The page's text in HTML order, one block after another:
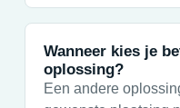
Wanneer kies je
oplossing?
Een andere